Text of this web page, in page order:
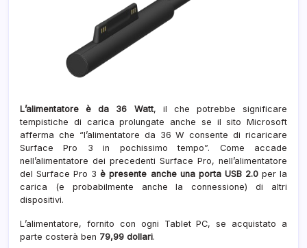
L’alimentatore è da 36 Watt, il che potrebbe significare
tempistiche di carica prolungate anche se il sito Microsoft
afferma che “l’alimentatore da 36 W consente di ricaricare
Surface Pro 3 in pochissimo tempo”. Come accade
nell’alimentatore dei precedenti Surface Pro, nell’alimentatore
del Surface Pro 3è presente anche una porta USB 2.0 per la
carica (e probabilmente anche la connessione) di altri
dispositivi.
L’alimentatore, fornito con ogni Tablet PC, se acquistato a
parte costerà ben 79,99 dollari.